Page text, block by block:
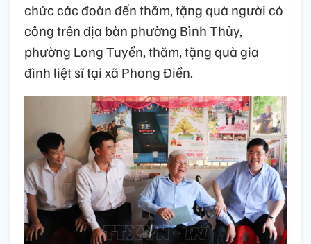
chức các đoàn đến thăm, tặng quà người có
công trên địa bàn phường Bình Thủy,
phường Long Tuyền, thăm, tặng quà gia
đình liệt sĩ tại xã Phong Điền.